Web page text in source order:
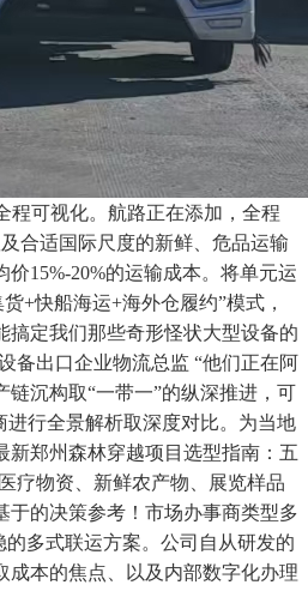
程可视化。航路正在添加，全程
合适国际尺度的新鲜、危品运输
15%-20%的运输成本。将单元运
+快船海运+海外仓履约”模式，
定我们那些奇形怪状大型设备的
备出口企业物流总监 “他们正在阿
沉构取“一带一”的纵深推进，可
行全景解析取深度对比。为当地
新郑州森林穿越项目选型指南：五
疗物资、新鲜农产物、展览样品
的决策参考！市场办事商类型多
多式联运方案。公司自从研发的
本的焦点、以及内部数字化办理